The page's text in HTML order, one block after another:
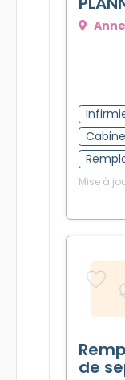
Mise à
de